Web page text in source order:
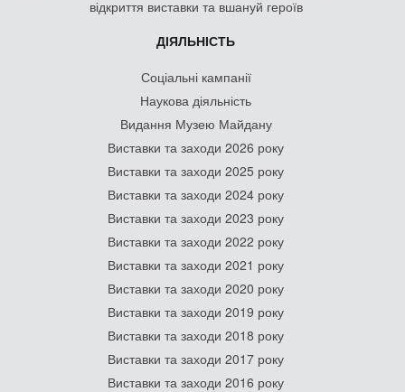
відкриття виставки та вшануй героїв
ДІЯЛЬНІСТЬ
Соціальні кампанії
Наукова діяльність
Видання Музею Майдану
Виставки та заходи 2026 року
Виставки та заходи 2025 року
Виставки та заходи 2024 року
Виставки та заходи 2023 року
Виставки та заходи 2022 року
Виставки та заходи 2021 року
Виставки та заходи 2020 року
Виставки та заходи 2019 року
Виставки та заходи 2018 року
Виставки та заходи 2017 року
Виставки та заходи 2016 року